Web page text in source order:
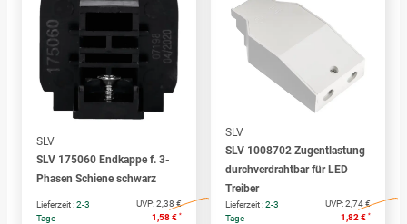
SLV
SLV 175060 Endkappe f. 3-
Phasen Schiene schwarz
Lieferzeit :2-3
Tage
UVP:2,38 €
1,58 € *
SLV
SLV 1008702 Zugentlastung
durchverdrahtbar für LED
Treiber
Lieferzeit :2-3
Tage
UVP:2,74 €
1,82 € *